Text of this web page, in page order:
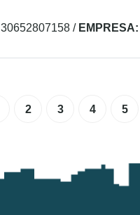
30652807158 / EMPRESA:
2 3 4 5